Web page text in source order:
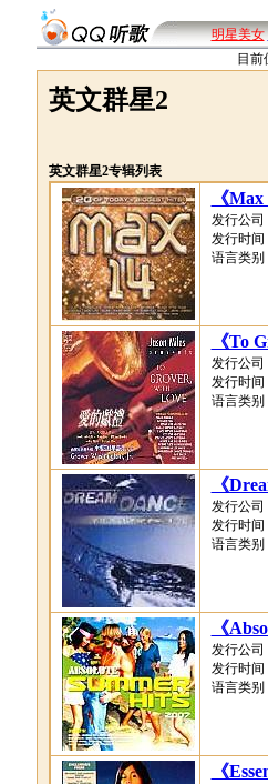
明星美女
目前
英文群星2
英文群星2专辑列表
《Max
发行公司
发行时间
语言类别
《To
发行公司
发行时间
语言类别
《
发行公司
发行时间
语言类别
《
发行公司
发行时间
语言类别
《